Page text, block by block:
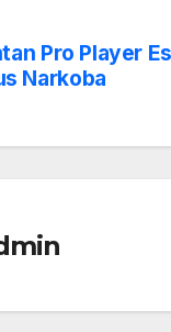
Pro Player
Narkoba